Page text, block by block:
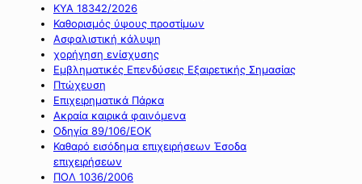
ΚΥΑ 18342/2026
Καθορισμός ύψους προστίμων
Ασφαλιστική κάλυψη
χορήγηση ενίσχυσης
Εμβληματικές Επενδύσεις Εξαιρετικής Σημασίας
Πτώχευση
Επιχειρηματικά Πάρκα
Ακραία καιρικά φαινόμενα
Οδηγία 89/106/ΕΟΚ
Καθαρό εισόδημα επιχειρήσεων Έσοδα
επιχειρήσεων
ΠΟΛ 1036/2006